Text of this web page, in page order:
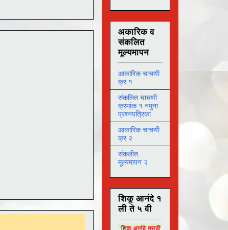
अकारिक व
संकलित
मूल्यमापन
आकारिक चाचणी
क्र १
संकलित चाचणी
क्रमांक १ नमुना
प्रश्नपत्रिका
आकारिक चाचणी
क्र २
संकलीत
मूल्यमापन २
शिकू आनंदे १
ली ते ५ वी